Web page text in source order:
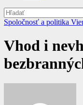
Spoločnosť a politika
Vhod i